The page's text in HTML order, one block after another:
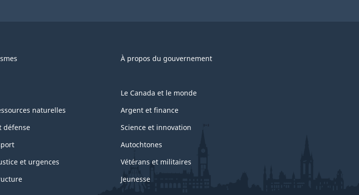
À propos du gouvernement
naturelles
défense
et urgences
Le Canada et le monde
Argent et finance
Science et innovation
Autochtones
Vétérans et militaires
Jeunesse